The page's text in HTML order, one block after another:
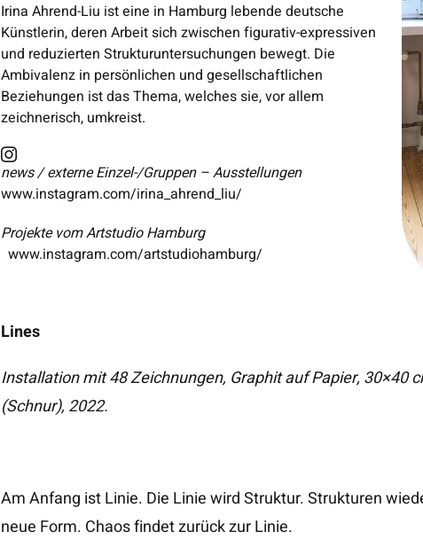
Irina Ahrend-Liu ist eine in Hamburg lebende deutsche
Künstlerin, deren Arbeit sich zwischen figurativ-expressiven
und reduzierten Strukturuntersuchungen bewegt. Die
Ambivalenz in persönlichen und gesellschaftlichen
Beziehungen ist das Thema, welches sie, vor allem
zeichnerisch, umkreist.
news / externe Einzel-/Gruppen – Ausstellungen
www.instagram.com/irina_ahrend_liu/
Projekte vom Artstudio Hamburg
www.instagram.com/artstudiohamburg/
Lines
Installation mit 48 Zeichnungen, Graphit auf Papier, 30×40
(Schnur), 2022.
Am Anfang ist Linie. Die Linie wird Struktur. Strukturen
neue Form. Chaos findet zurück zur Linie.